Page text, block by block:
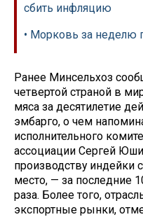
сбить инфляцию
• Морковь за неделю
Ранее Минсельхоз
четвертой страной в
мяса за десятилетие
эмбарго, о чем
исполнительного
ассоциации Сергей
производству индейки
место, — за последние
раза. Более того,
экспортные рынки,